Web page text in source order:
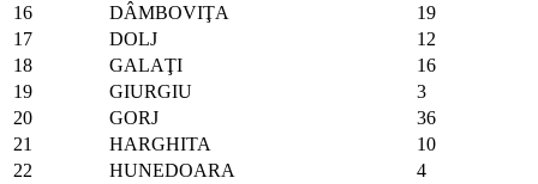
16
DÂMBOVIŢA
19
17
DOLJ
12
18
GALAŢI
16
19
GIURGIU
3
20
GORJ
36
21
HARGHITA
10
22
HUNEDOARA
4